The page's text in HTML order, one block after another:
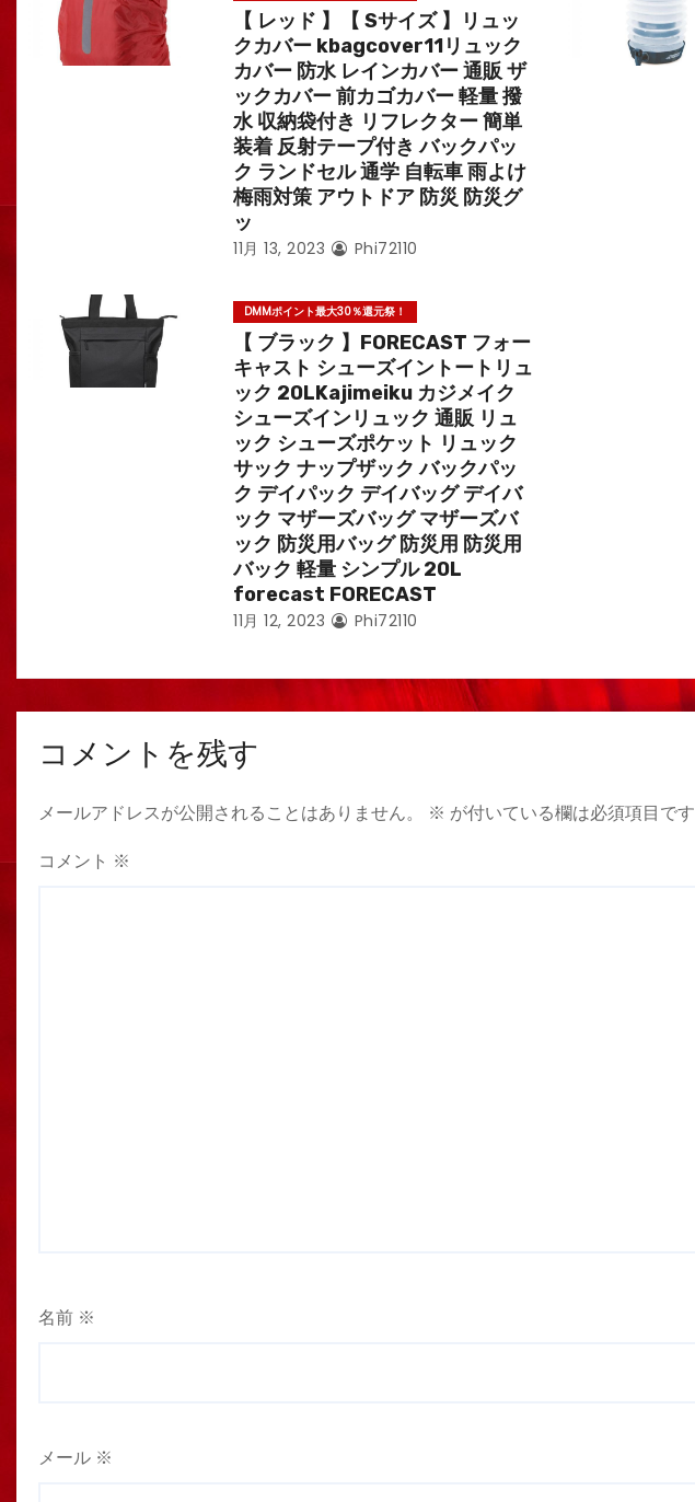
【 レッド 】【 Sサイズ 】リュッ
クカバー kbagcover11リュック
カバー 防水 レインカバー 通販 ザ
ックカバー 前カゴカバー 軽量 撥
水 収納袋付き リフレクター 簡単
装着 反射テープ付き バックパッ
ク ランドセル 通学 自転車 雨よけ
梅雨対策 アウトドア 防災 防災グ
ッ
11月 13, 2023 Phi72110
DMMポイント最大30％還元祭！
【 ブラック 】FORECAST フォー
キャスト シューズイントートリュ
ック 20LKajimeiku カジメイク
シューズインリュック 通販 リュ
ック シューズポケット リュック
サック ナップザック バックパッ
ク デイパック デイバッグ デイバ
ック マザーズバッグ マザーズバ
ック 防災用バッグ 防災用 防災用
バック 軽量 シンプル 20L
forecast FORECAST
11月 12, 2023 Phi72110
コメントを残す
メールアドレスが公開されることはありません。 ※ が付いている欄は必須項目です
コメント ※
名前 ※
メール ※